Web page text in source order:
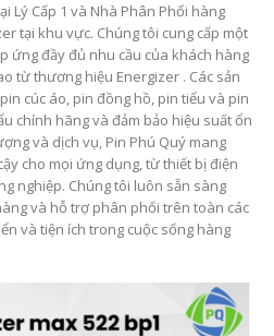
Lý Cấp 1 và Nhà Phân Phối hàng
tại khu vực. Chúng tôi cung cấp một
ứng đầy đủ nhu cầu của khách hàng
từ thương hiệu Energizer . Các sản
cúc áo, pin đồng hồ, pin tiểu và pin
chính hãng và đảm bảo hiệu suất ổn
và dịch vụ, Pin Phú Quý mang
cho mọi ứng dụng, từ thiết bị điện
nghiệp. Chúng tôi luôn sẵn sàng
và hỗ trợ phân phối trên toàn các
và tiện ích trong cuộc sống hàng